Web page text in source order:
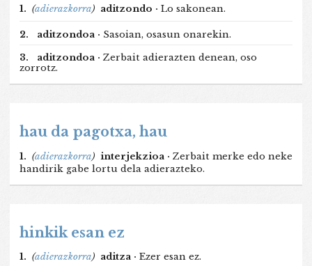
1. (adierazkorra) aditzondo · Lo sakonean.
2. aditzondoa · Sasoian, osasun onarekin.
3.
aditzondoa · Zerbait adierazten denean, oso
zorrotz.
hau da pagotxa, hau
1. (adierazkorra) interjekzioa · Zerbait merke edo neke
handirik gabe lortu dela adierazteko.
hinkik esan ez
1. (adierazkorra) aditza · Ezer esan ez.